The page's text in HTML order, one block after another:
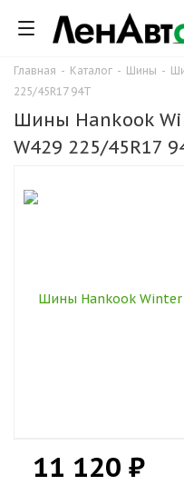
Главная - Каталог - Шины -
225/45R17 94T
Шины Hankook
W429 225/45R17
11 120 ₽